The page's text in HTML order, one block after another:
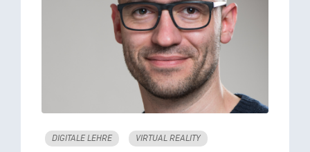
DIGITALE LEHRE VIRTUAL REALITY